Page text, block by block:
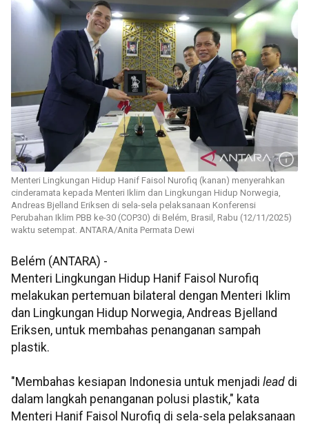
Menteri Lingkungan Hidup Hanif Faisol Nurofiq (kanan) menyerahkan
cinderamata kepada Menteri Iklim dan Lingkungan Hidup Norwegia,
Andreas Bjelland Eriksen di sela-sela pelaksanaan Konferensi
Perubahan Iklim PBB ke-30 (COP30) di Belém, Brasil, Rabu (12/11/2025)
waktu setempat. ANTARA/Anita Permata Dewi
Belém (ANTARA) -
Menteri Lingkungan Hidup Hanif Faisol Nurofiq
melakukan pertemuan bilateral dengan Menteri Iklim
dan Lingkungan Hidup Norwegia, Andreas Bjelland
Eriksen, untuk membahas penanganan sampah
plastik.
"Membahas kesiapan Indonesia untuk menjadi lead di
dalam langkah penanganan polusi plastik," kata
Menteri Hanif Faisol Nurofiq di sela-sela pelaksanaan